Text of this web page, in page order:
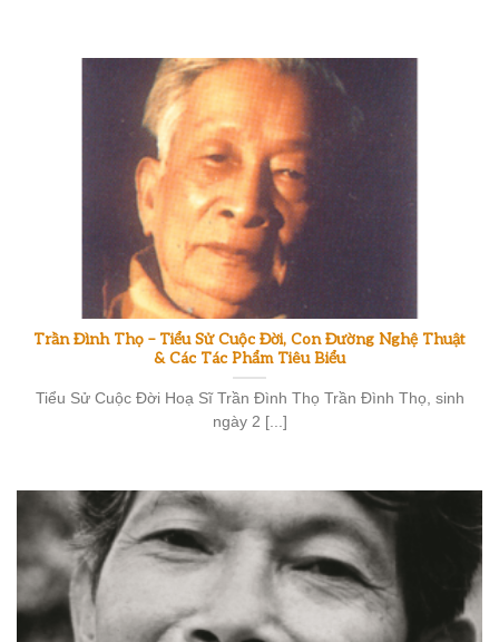
Trần Đình Thọ – Tiểu Sử Cuộc Đời, Con Đường Nghệ Thuật
& Các Tác Phẩm Tiêu Biểu
Tiểu Sử Cuộc Đời Hoạ Sĩ Trần Đình Thọ Trần Đình Thọ, sinh
ngày 2 [...]